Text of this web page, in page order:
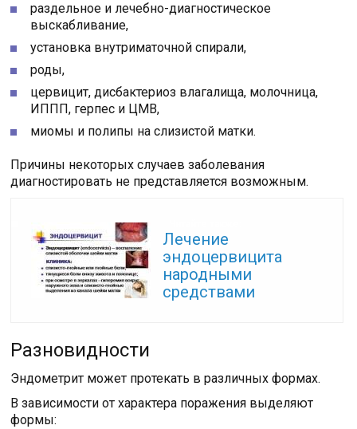
раздельное и лечебно-диагностическое
выскабливание,
установка внутриматочной спирали,
роды,
цервицит, дисбактериоз влагалища, молочница,
ИППП, герпес и ЦМВ,
миомы и полипы на слизистой матки.
Причины некоторых случаев заболевания
диагностировать не представляется возможным.
Лечение
эндоцервицита
народными
средствами
Разновидности
Эндометрит может протекать в различных формах.
В зависимости от характера поражения выделяют
формы: